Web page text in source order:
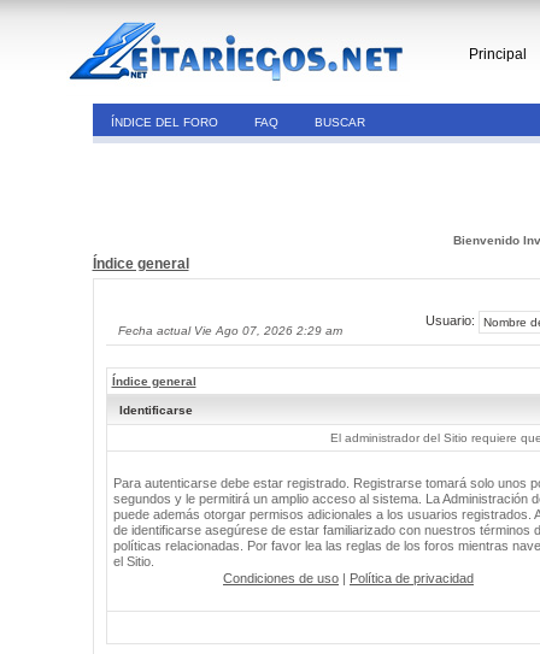
Principal
ÍNDICE DEL FORO FAQ BUSCAR
Bienvenido
Índice general
Fecha actual Vie Ago 07, 2026 2:29 am
Usuario:
Índice general
Identificarse
El administrador del Sitio requiere
Para autenticarse debe estar registrado. Registrarse tomará solo unos
segundos y le permitirá un amplio acceso al sistema. La Administración
puede además otorgar permisos adicionales a los usuarios registrados.
de identificarse asegúrese de estar familiarizado con nuestros términos
políticas relacionadas. Por favor lea las reglas de los foros mientras
el Sitio.
Condiciones de uso | Política de privacidad